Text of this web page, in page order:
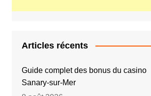
Articles récents
Guide complet des bonus du casino
Sanary‑sur‑Mer